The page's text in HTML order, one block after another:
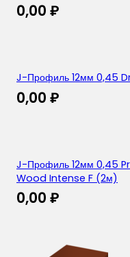
0,00 ₽
J-Профиль 12мм 0,45
0,00 ₽
J-Профиль 12мм 0,45
Wood Intense F (2м)
0,00 ₽